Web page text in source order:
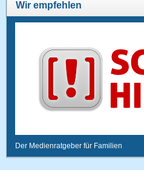
Wir empfehlen
Der Medienratgeber für Familien